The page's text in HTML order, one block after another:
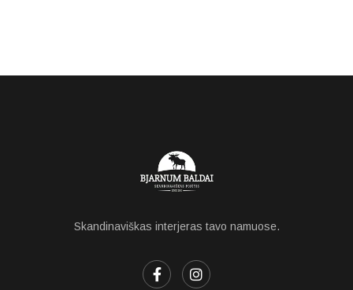
Skandinaviškas interjeras tavo namuose.